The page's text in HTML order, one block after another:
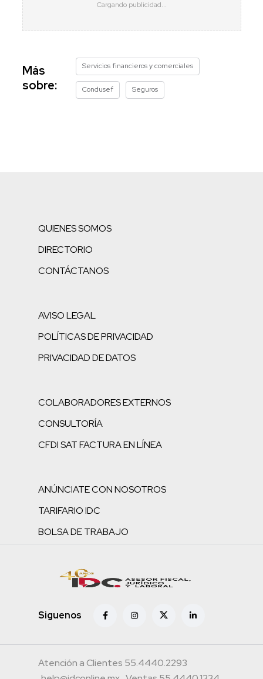
Más
sobre:
Servicios financieros y comerciales
Condusef Seguros
QUIENES SOMOS
DIRECTORIO
CONTÁCTANOS
AVISO LEGAL
POLÍTICAS DE PRIVACIDAD
PRIVACIDAD DE DATOS
COLABORADORES EXTERNOS
CONSULTORÍA
CFDI SAT FACTURA EN LÍNEA
ANÚNCIATE CON NOSOTROS
TARIFARIO IDC
BOLSA DE TRABAJO
Siguenos
Atención a Clientes 55.4440.2293